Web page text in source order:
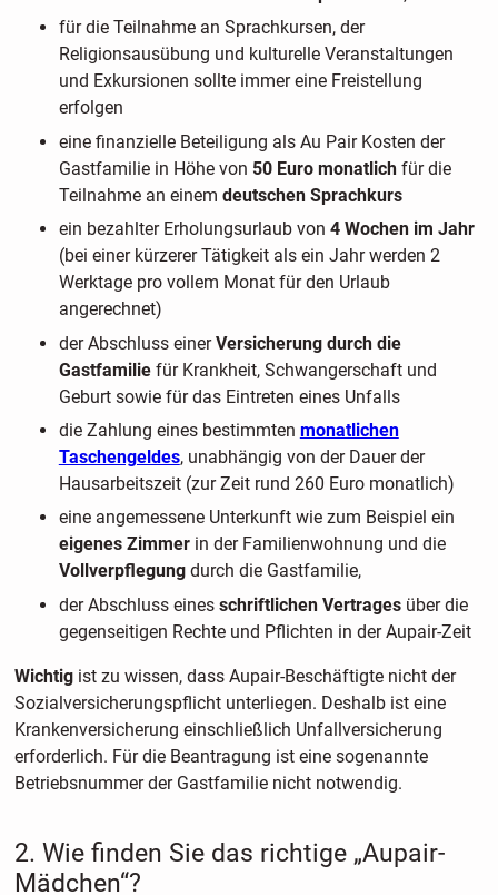
für die Teilnahme an Sprachkursen, der
Religionsausübung und kulturelle Veranstaltungen
und Exkursionen sollte immer eine Freistellung
erfolgen
eine finanzielle Beteiligung als Au Pair Kosten der
Gastfamilie in Höhe von 50 Euro monatlichfür die
Teilnahme an einem deutschen Sprachkurs
ein bezahlter Erholungsurlaub von 4 Wochen im Jahr
(bei einer kürzerer Tätigkeit als ein Jahr werden 2
Werktage pro vollem Monat für den Urlaub
angerechnet)
der Abschluss einerVersicherung durch die
Gastfamiliefür Krankheit, Schwangerschaft und
Geburt sowie für das Eintreten eines Unfalls
die Zahlung eines bestimmten monatlichen
Taschengeldes, unabhängig von der Dauer der
Hausarbeitszeit (zur Zeit rund 260 Euro monatlich)
eine angemessene Unterkunft wie zum Beispiel ein
eigenes Zimmerin der Familienwohnung und die
Vollverpflegungdurch die Gastfamilie,
der Abschluss eines schriftlichen Vertragesüber die
gegenseitigen Rechte und Pflichten in der Aupair-Zeit
Wichtigist zu wissen, dass Aupair-Beschäftigte nicht der
Sozialversicherungspflicht unterliegen. Deshalb ist eine
Krankenversicherung einschließlich Unfallversicherung
erforderlich. Für die Beantragung ist eine sogenannte
Betriebsnummer der Gastfamilie nicht notwendig.
2. Wie finden Sie das richtige „Aupair-
Mädchen“?